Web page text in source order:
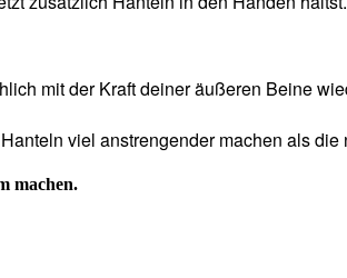
mit der Kraft deiner äußeren Beine
viel anstrengender machen als
machen.